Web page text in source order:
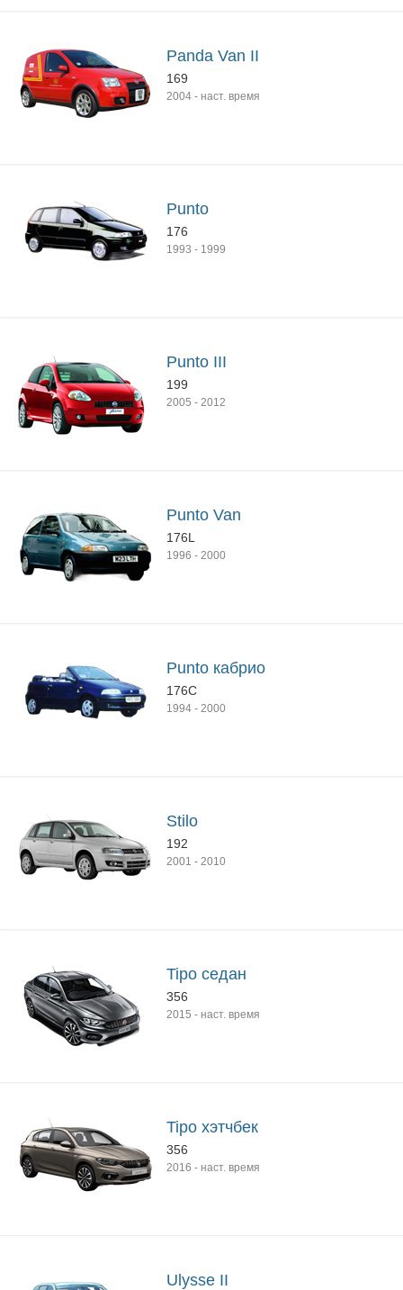
Panda Van II
169
2004 - наст. время
Punto
176
1993 - 1999
Punto III
199
2005 - 2012
Punto Van
176L
1996 - 2000
Punto кабрио
176C
1994 - 2000
Stilo
192
2001 - 2010
Tipo седан
356
2015 - наст. время
Tipo хэтчбек
356
2016 - наст. время
Ulysse II